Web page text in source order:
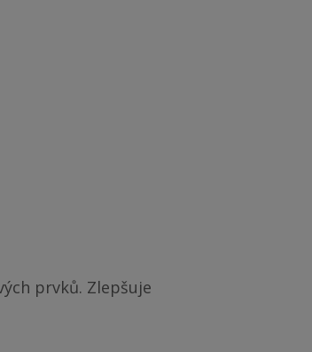
prvků. Zlepšuje